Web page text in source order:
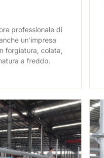
professionale di
un'impresa
forgiatura, colata,
a freddo.